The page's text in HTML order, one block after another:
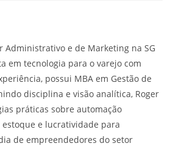
Administrativo e de Marketing na SG
em tecnologia para o varejo com
possui MBA em Gestão de
disciplina e visão analítica, Roger
práticas sobre automação
estoque e lucratividade para
de empreendedores do setor